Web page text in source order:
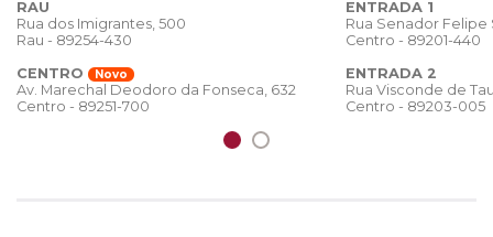
RAU
Rua dos Imigrantes, 500
Rau - 89254-430
CENTRO
Novo
Av. Marechal Deodoro da Fonseca, 632
Centro - 89251-700
ENTRADA 1
Rua Senador
Centro - 89201-440
ENTRADA 2
Rua Visconde de
Centro - 89203-005